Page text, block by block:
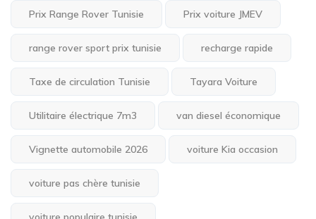
Prix Range Rover Tunisie Prix voiture JMEV
range rover sport prix tunisie recharge rapide
Taxe de circulation Tunisie Tayara Voiture
Utilitaire électrique 7m3 van diesel économique
Vignette automobile 2026 voiture Kia occasion
voiture pas chère tunisie